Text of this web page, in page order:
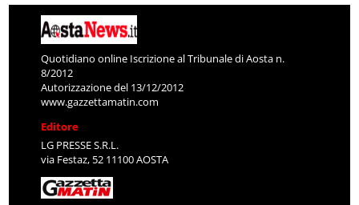
Quotidiano online Iscrizione al Tribunale di Aosta n.
8/2012
Autorizzazione del 13/12/2012
www.gazzettamatin.com
Editore
LG PRESSE S.R.L.
via Festaz, 52 11100 AOSTA